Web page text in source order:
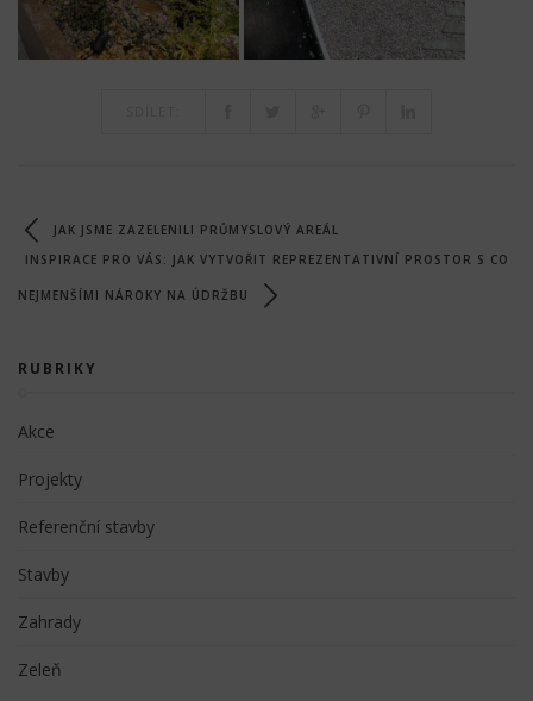
JAK JSME ZAZELENILI PRŮMYSLOVÝ AREÁL
INSPIRACE PRO VÁS: JAK VYTVOŘIT REPREZENTATIVNÍ PROSTOR S CO
NEJMENŠÍMI NÁROKY NA ÚDRŽBU
RUBRIKY
Akce
Projekty
Referenční stavby
Stavby
Zahrady
Zeleň